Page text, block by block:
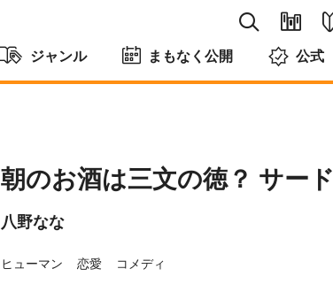
ジャンル まもなく公開 公式
朝のお酒は三文の徳？ サード
八野なな
ヒューマン 恋愛 コメディ